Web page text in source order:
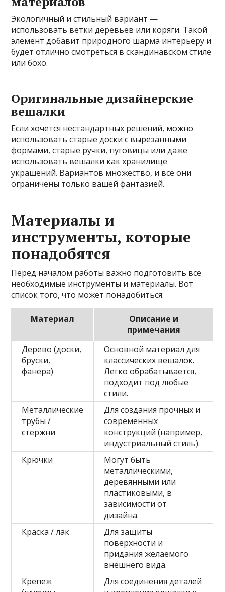
Экологичный и стильный вариант —
использовать ветки деревьев или коряги. Такой
элемент добавит природного шарма интерьеру и
будет отлично смотреться в скандинавском стиле
или бохо.
Оригинальные дизайнерские
вешалки
Если хочется нестандартных решений, можно
использовать старые доски с вырезанными
формами, старые ручки, пуговицы или даже
использовать вешалки как хранилище
украшений. Вариантов множество, и все они
ограничены только вашей фантазией.
Материалы и
инструменты, которые
понадобятся
Перед началом работы важно подготовить все
необходимые инструменты и материалы. Вот
список того, что может понадобиться:
Материал
Описание и
примечания
Дерево (доски,
бруски,
фанера)
Основной материал для
классических вешалок.
Легко обрабатывается,
подходит под любые
стили.
Металлические
трубы /
стержни
Для создания прочных и
современных
конструкций (например,
индустриальный стиль).
Крючки
Могут быть
металлическими,
деревянными или
пластиковыми, в
зависимости от
дизайна.
Краска / лак
Для защиты
поверхности и
придания желаемого
внешнего вида.
Крепеж
Для соединения деталей